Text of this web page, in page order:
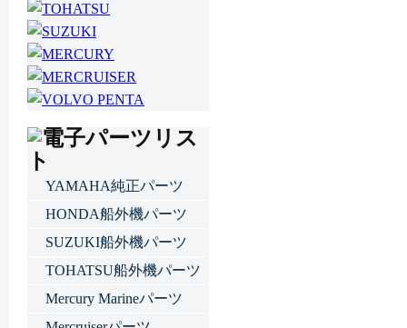
YAMAHA純正パーツ
HONDA船外機パーツ
SUZUKI船外機パーツ
TOHATSU船外機パーツ
Mercury Marineパーツ